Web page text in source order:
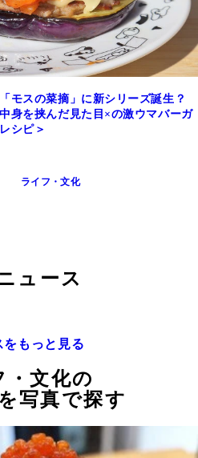
「モスの菜摘」に新シリーズ誕生？
身を挟んだ見た目×の激ウマバーガ
シピ＞
ライフ・文化
ュース
をもっと見る
・文化の
写真で探す